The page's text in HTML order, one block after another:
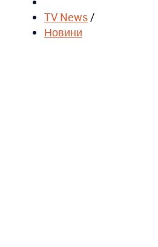
TV News/
Новини